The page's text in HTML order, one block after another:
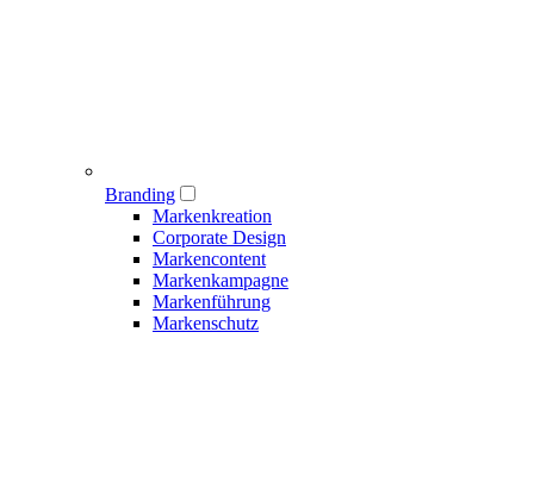
Branding
Markenkreation
Corporate Design
Markencontent
Markenkampagne
Markenführung
Markenschutz